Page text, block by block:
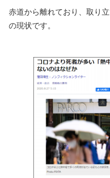
赤道から離れており、取り
の現状です。